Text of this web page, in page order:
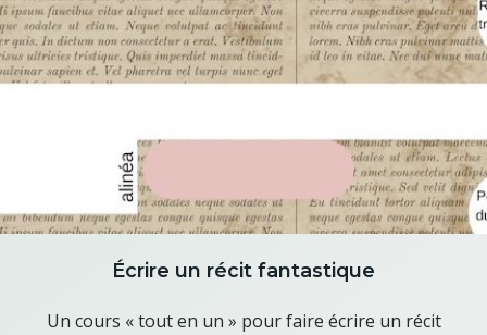
Écrire un récit fantastique
Un cours « tout en un » pour faire écrire un récit